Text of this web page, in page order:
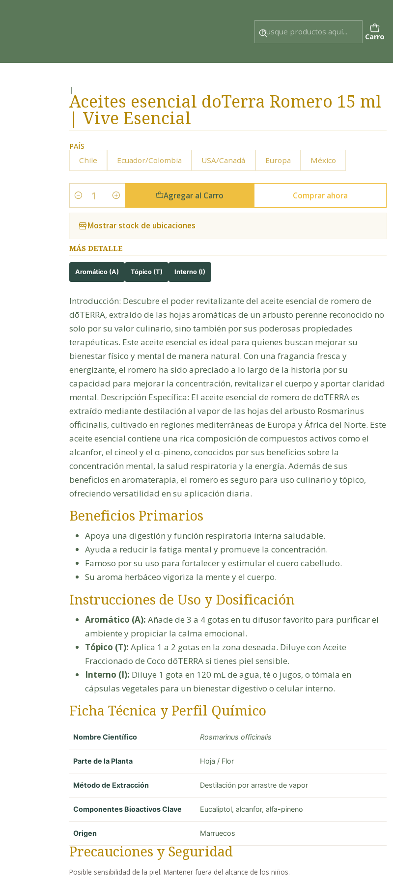
Carro
|
Aceites esencial doTerra Romero 15 ml
| Vive Esencial
PAÍS
Chile Ecuador/Colombia USA/Canadá Europa México
Cantidad
Agregar al Carro Comprar ahora
Mostrar stock de ubicaciones
MÁS DETALLE
Aromático (A) Tópico (T) Interno (I)
Introducción: Descubre el poder revitalizante del aceite esencial de romero de
dōTERRA, extraído de las hojas aromáticas de un arbusto perenne reconocido no
solo por su valor culinario, sino también por sus poderosas propiedades
terapéuticas. Este aceite esencial es ideal para quienes buscan mejorar su
bienestar físico y mental de manera natural. Con una fragancia fresca y
energizante, el romero ha sido apreciado a lo largo de la historia por su
capacidad para mejorar la concentración, revitalizar el cuerpo y aportar claridad
mental. Descripción Específica: El aceite esencial de romero de dōTERRA es
extraído mediante destilación al vapor de las hojas del arbusto Rosmarinus
officinalis, cultivado en regiones mediterráneas de Europa y África del Norte. Este
aceite esencial contiene una rica composición de compuestos activos como el
alcanfor, el cineol y el α-pineno, conocidos por sus beneficios sobre la
concentración mental, la salud respiratoria y la energía. Además de sus
beneficios en aromaterapia, el romero es seguro para uso culinario y tópico,
ofreciendo versatilidad en su aplicación diaria.
Beneficios Primarios
Apoya una digestión y función respiratoria interna saludable.
Ayuda a reducir la fatiga mental y promueve la concentración.
Famoso por su uso para fortalecer y estimular el cuero cabelludo.
Su aroma herbáceo vigoriza la mente y el cuerpo.
Instrucciones de Uso y Dosificación
Aromático (A): Añade de 3 a 4 gotas en tu difusor favorito para purificar el
ambiente y propiciar la calma emocional.
Tópico (T): Aplica 1 a 2 gotas en la zona deseada. Diluye con Aceite
Fraccionado de Coco dōTERRA si tienes piel sensible.
Interno (I): Diluye 1 gota en 120 mL de agua, té o jugos, o tómala en
cápsulas vegetales para un bienestar digestivo o celular interno.
Ficha Técnica y Perfil Químico
Nombre Científico Rosmarinus officinalis
Parte de la Planta Hoja / Flor
Método de Extracción Destilación por arrastre de vapor
Componentes Bioactivos Clave Eucaliptol, alcanfor, alfa-pineno
Origen Marruecos
Precauciones y Seguridad
Posible sensibilidad de la piel. Mantener fuera del alcance de los niños.